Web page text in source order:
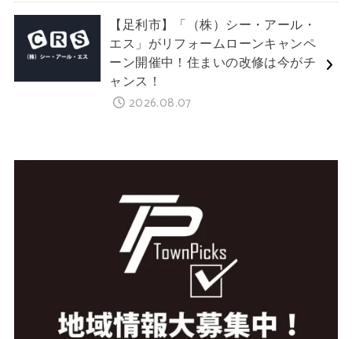
【足利市】「（株）シー・アール・
エス」がリフォームローンキャンペ
ーン開催中！住まいの改修は今がチ
ャンス！
2026.08.07